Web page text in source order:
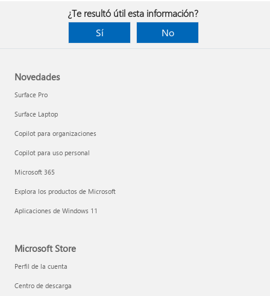
¿Te resultó útil esta información?
Sí
No
Novedades
Surface Pro
Surface Laptop
Copilot para organizaciones
Copilot para uso personal
Microsoft 365
Explora los productos de Microsoft
Aplicaciones de Windows 11
Microsoft Store
Perfil de la cuenta
Centro de descarga